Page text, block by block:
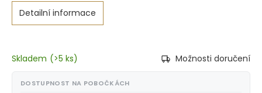
Detailní informace
Skladem (>5 ks) Možnosti doručení
DOSTUPNOST NA POBOČKÁCH